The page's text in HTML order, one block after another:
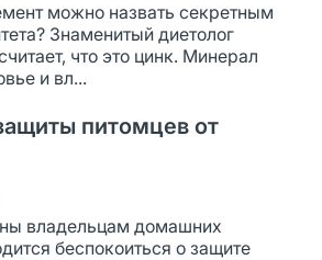
можно назвать секретным
Знаменитый диетолог
что это цинк. Минерал
и вл...
питомцев от
владельцам домашних
беспокоиться о защите